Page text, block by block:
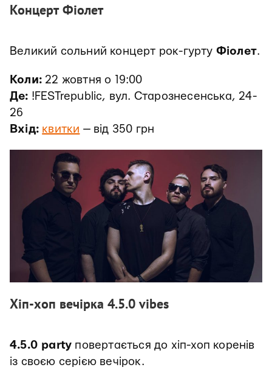
Концерт Фіолет
Великий сольний концерт рок-гурту Фіолет.
Коли: 22 жовтня о 19:00
Де: !FESTrepublic, вул. Старознесенська, 24-
26
Вхід: квитки — від 350 грн
Хіп-хоп вечірка 4.5.0 vibes
4.5.0 party повертається до хіп-хоп коренів
із своєю серією вечірок.